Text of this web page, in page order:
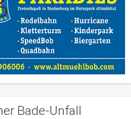
Bade-Unfall